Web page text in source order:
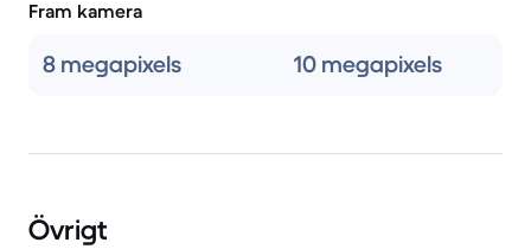
Fram kamera
8 megapixels 10 megapixels
Övrigt